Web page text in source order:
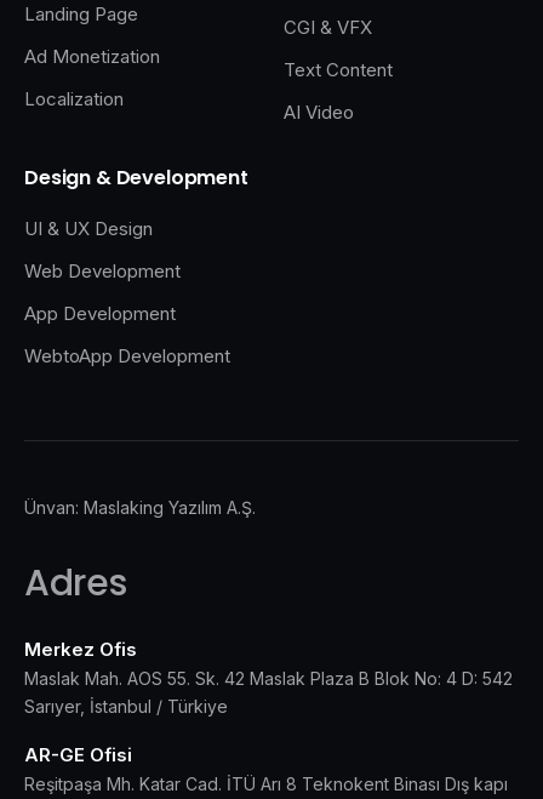
Landing Page
Ad Monetization
Localization
CGI & VFX
Text Content
AI Video
Design & Development
UI & UX Design
Web Development
App Development
WebtoApp Development
Ünvan: Maslaking Yazılım A.Ş.
Adres
Merkez Ofis
Maslak Mah. AOS 55. Sk. 42 Maslak Plaza B Blok No: 4 D: 542
Sarıyer, İstanbul / Türkiye
AR-GE Ofisi
Reşitpaşa Mh. Katar Cad. İTÜ Arı 8 Teknokent Binası Dış kapı